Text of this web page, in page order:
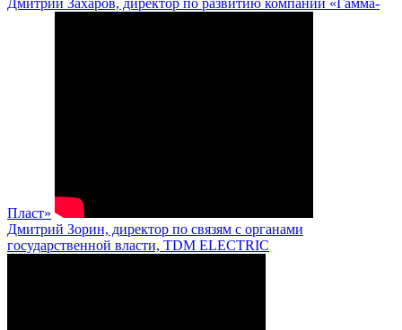
Пласт»
Дмитрий Зорин, директор по связям с органами
государственной власти, TDM ELECTRIC